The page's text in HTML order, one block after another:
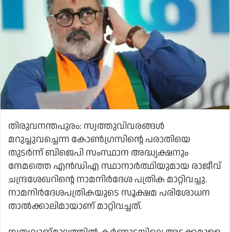
തിരുവനന്തപുരം: സ്വത്തുവിവരങ്ങൾ
മറുച്ചുവച്ചെന്ന കോൺഗ്രസിന്റെ പരാതിയെ
തുടർന്ന് ബിജെപി സംസ്ഥാന അദ്ധ്യക്ഷനും
നേമത്തെ എൻഡിഎ സ്ഥാനാർത്ഥിയുമായ രാജീവ്
ചന്ദ്രശേഖറിന്റെ നാമനിർദേശ പത്രിക മാറ്റിവച്ചു.
നാമനിർദേശപത്രികയുടെ സൂക്ഷമ പരിശോധന
താൽക്കാലിമായാണ് മാറ്റിവച്ചത്.